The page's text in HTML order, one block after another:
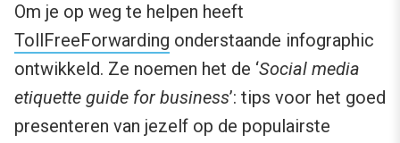
Om je op weg te helpen heeft
TollFreeForwarding onderstaande infographic
ontwikkeld. Ze noemen het de ‘Social media
etiquette guide for business’: tips voor het goed
presenteren van jezelf op de populairste